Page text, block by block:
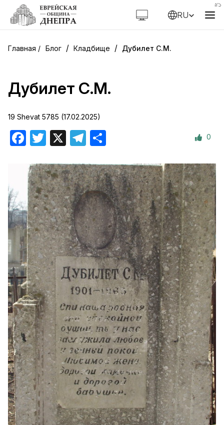
RU
Блог / Кладбище / Дубилет С.М.
Дубилет С.М.
19 Shevat 5785 (17.02.2025)
Facebook
Twitter Telegram 0